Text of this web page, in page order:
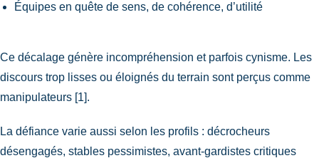
Équipes en quête de sens, de cohérence, d’utilité
Ce décalage génère incompréhension et parfois cynisme. Les
discours trop lisses ou éloignés du terrain sont perçus comme
manipulateurs [1].
La défiance varie aussi selon les profils : décrocheurs
désengagés, stables pessimistes, avant-gardistes critiques